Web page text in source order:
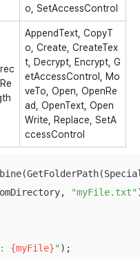
o, SetAccessControl
AppendText, CopyT
o, Create, CreateTex
t, Decrypt, Encrypt, G
etAccessControl, Mo
veTo, Open, OpenRe
ad, OpenText, Open
Write, Replace, SetA
ccessControl
"myFile.txt"
: {myFile}" );